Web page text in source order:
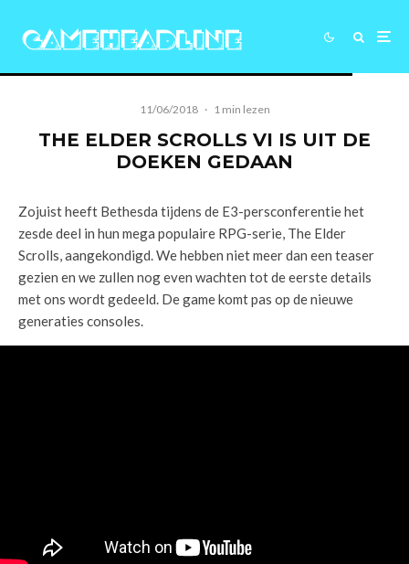
11/06/2018 · 1 min lezen
THE ELDER SCROLLS VI IS UIT DE
DOEKEN GEDAAN
Zojuist heeft Bethesda tijdens de E3-persconferentie het
zesde deel in hun mega populaire RPG-serie, The Elder
Scrolls, aangekondigd. We hebben niet meer dan een teaser
gezien en we zullen nog even wachten tot de eerste details
met ons wordt gedeeld. De game komt pas op de nieuwe
generaties consoles.